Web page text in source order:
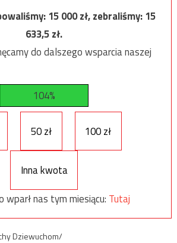
15 000zł, zebraliśmy:15
633,5zł.
do dalszego wsparcia naszej
104%
50 zł 100 zł
Inna kwota
wparł nas tym miesiącu: Tutaj
Dziewuchom/